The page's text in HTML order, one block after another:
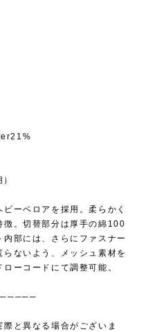
ーベロアを採用。柔らかく
徴。切替部分は厚手の綿100
部には、さらにファスナー
ないよう、メッシュ素材を
ーコードにて調整可能。
と異なる場合がございま